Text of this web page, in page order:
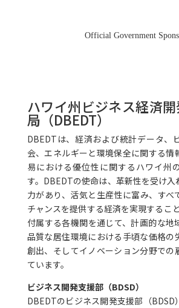
Official Government
ハワイ州ビジネス経済
局（DBEDT）
DBEDTは、経済および統計データ、
会、エネルギーと環境保全に関する情
易における優位性に関するハワイ州
す。DBEDTの使命は、革新性を受け入
力があり、活気と生産性に富み、すべ
チャンスを提供する経済を実現するこ
付属する各機関を通じて、計画的な地
品質な居住環境における手頃な価格の
創出、そしてイノベーション分野での
ています。
ビジネス開発支援部（BDSD）
DBEDTのビジネス開発支援部（BDSD